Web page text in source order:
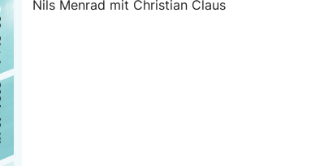
Nils Menrad mit Christian Claus